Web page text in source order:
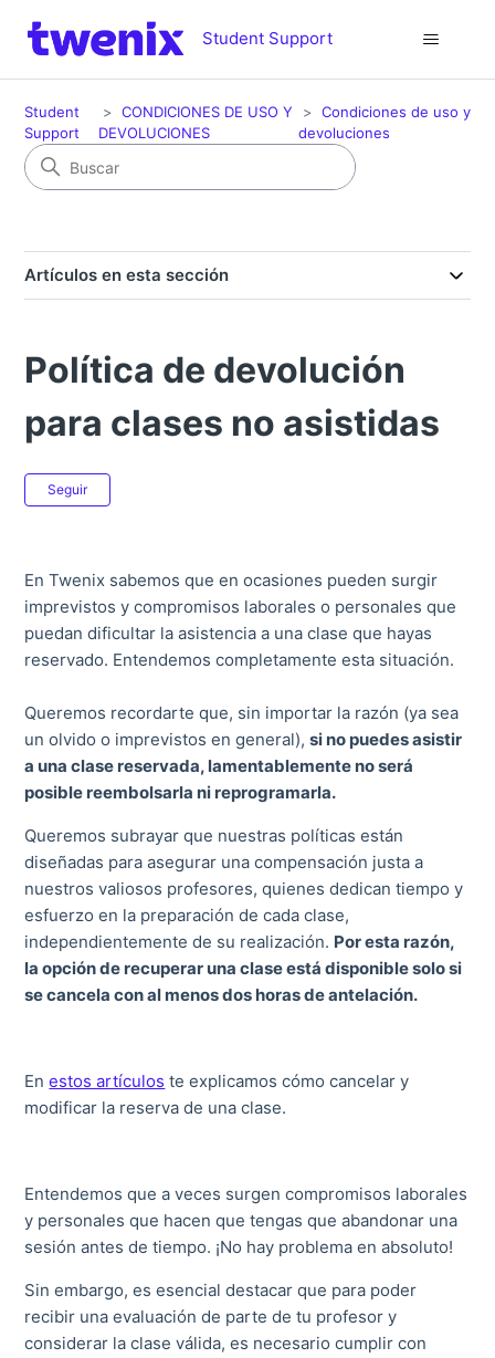
Student Support
Student
Support
CONDICIONES DE USO Y
DEVOLUCIONES
Condiciones de uso y
devoluciones
Artículos en esta sección
Política de devolución
para clases no asistidas
Seguir
En Twenix sabemos que en ocasiones pueden surgir
imprevistos y compromisos laborales o personales que
puedan dificultar la asistencia a una clase que hayas
reservado. Entendemos completamente esta situación.
Queremos recordarte que, sin importar la razón (ya sea
un olvido o imprevistos en general),si no puedes asistir
a una clase reservada, lamentablemente no será
posible reembolsarla ni reprogramarla.
Queremos subrayar que nuestras políticas están
diseñadas para asegurar una compensación justa a
nuestros valiosos profesores, quienes dedican tiempo y
esfuerzo en la preparación de cada clase,
independientemente de su realización. Por esta razón,
la opción de recuperar una clase está disponible solo si
se cancela con al menos dos horas de antelación.
Enestos artículos te explicamos cómo cancelar y
modificar la reserva de una clase.
Entendemos que a veces surgen compromisos laborales
y personales que hacen que tengas que abandonar una
sesión antes de tiempo. ¡No hay problema en absoluto!
Sin embargo, es esencial destacar que para poder
recibir una evaluación de parte de tu profesor y
considerar la clase válida, es necesario cumplir con